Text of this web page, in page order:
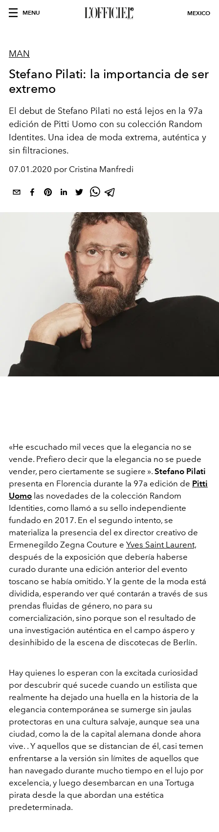
MENU MEXICO
MAN
Stefano Pilati: la importancia de ser
extremo
El debut de Stefano Pilati no está lejos en la 97a
edición de Pitti Uomo con su colección Random
Identites. Una idea de moda extrema, auténtica y
sin filtraciones.
07.01.2020 por Cristina Manfredi
«He escuchado mil veces que la elegancia no se
vende. Prefiero decir que la elegancia no se puede
vender, pero ciertamente se sugiere ». Stefano Pilati
presenta en Florencia durante la 97a edición de Pitti
Uomo las novedades de la colección Random
Identities, como llamó a su sello independiente
fundado en 2017. En el segundo intento, se
materializa la presencia del ex director creativo de
Ermenegildo Zegna Couture e Yves Saint Laurent,
después de la exposición que debería haberse
curado durante una edición anterior del evento
toscano se había omitido. Y la gente de la moda está
dividida, esperando ver qué contarán a través de sus
prendas fluidas de género, no para su
comercialización, sino porque son el resultado de
una investigación auténtica en el campo áspero y
desinhibido de la escena de discotecas de Berlín.
Hay quienes lo esperan con la excitada curiosidad
por descubrir qué sucede cuando un estilista que
realmente ha dejado una huella en la historia de la
elegancia contemporánea se sumerge sin jaulas
protectoras en una cultura salvaje, aunque sea una
ciudad, como la de la capital alemana donde ahora
vive. . Y aquellos que se distancian de él, casi temen
enfrentarse a la versión sin límites de aquellos que
han navegado durante mucho tiempo en el lujo por
excelencia, y luego desembarcan en una Tortuga
pirata desde la que abordan una estética
predeterminada.